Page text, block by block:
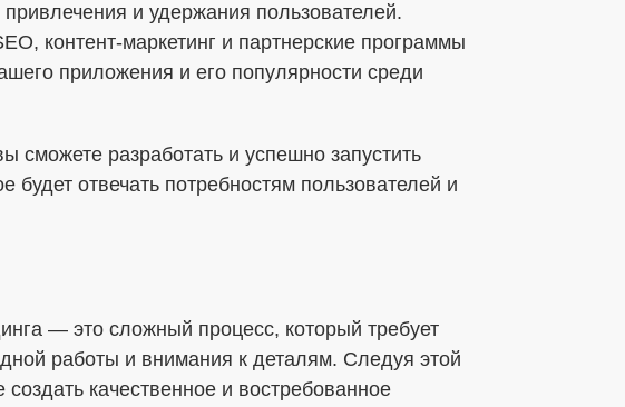
и удержания пользователей.
контент-маркетинг и партнерские программы
приложения и его популярности среди
сможете разработать и успешно запустить
будет отвечать потребностям пользователей и
— это сложный процесс, который требует
работы и внимания к деталям. Следуя этой
качественное и востребованное